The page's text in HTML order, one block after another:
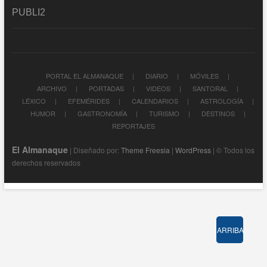
PUBLI2
PORTAL EL ALMANAQUE DIARIO
MÓVILES
ARCHIVO
PORTADAS VIDEOS
SANTORAL
LÉXICO
EFEMÉRIDES CALENDARIOS
ASTROLOGÍA
HUMOR
GASTRONOMÍA TURISMO
DESTINOS
REPORTAJES
El Almanaque| Diseñado por: Theme Freesia | WordPress| © Todos los
derechos reservados
ARRIBA